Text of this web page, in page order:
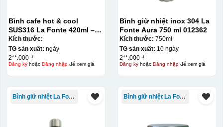
Bình cafe hot & cool
SUS316 La Fonte 420ml –
012775
Kích thước:
TG sản xuất: ngày
2**.000 ₫
Đăng kýhoặc Đăng nhậpđể xem giá
Bình giữ nhiệt inox 304 La
Fonte Aura 750 ml 012362
Kích thước: 750ml
TG sản xuất: 10 ngày
2**.000 ₫
Đăng kýhoặc Đăng nhậpđể xem giá
Bình giữ nhiệt La Fonte Bình giữ nhiệt La Fonte